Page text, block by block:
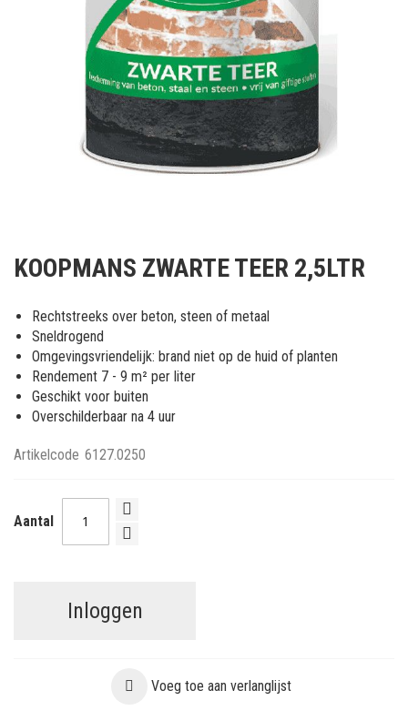
het
van
de
afbeeldingen-
gallerij
KOOPMANS ZWARTE TEER 2,5LTR
Rechtstreeks over beton, steen of metaal
Sneldrogend
Omgevingsvriendelijk: brand niet op de huid of planten
Rendement 7 - 9 m² per liter
Geschikt voor buiten
Overschilderbaar na 4 uur
Artikelcode 6127.0250
Aantal
Inloggen
Voeg toe aan verlanglijst